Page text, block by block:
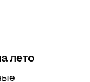
лето